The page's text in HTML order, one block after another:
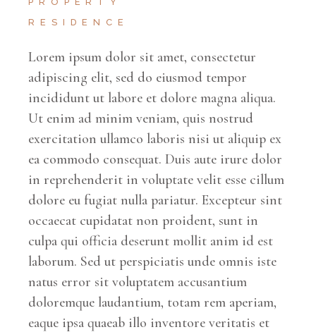
RESIDENCE
Lorem ipsum dolor sit amet, consectetur
adipiscing elit, sed do eiusmod tempor
incididunt ut labore et dolore magna aliqua.
Ut enim ad minim veniam, quis nostrud
exercitation ullamco laboris nisi ut aliquip ex
ea commodo consequat. Duis aute irure dolor
in reprehenderit in voluptate velit esse cillum
dolore eu fugiat nulla pariatur. Excepteur sint
occaecat cupidatat non proident, sunt in
culpa qui officia deserunt mollit anim id est
laborum. Sed ut perspiciatis unde omnis iste
natus error sit voluptatem accusantium
doloremque laudantium, totam rem aperiam,
eaque ipsa quaeab illo inventore veritatis et